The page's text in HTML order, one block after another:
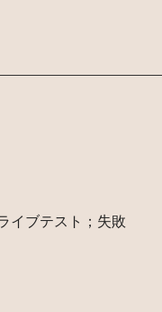
イブテスト；失敗